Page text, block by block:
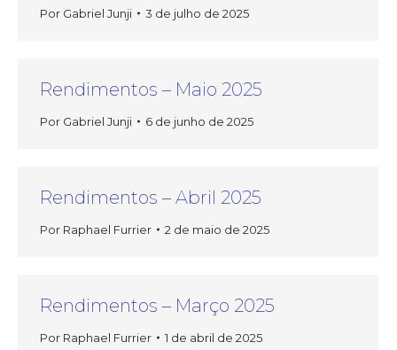
Por Gabriel Junji 3 de julho de 2025
Rendimentos – Maio 2025
Por Gabriel Junji 6 de junho de 2025
Rendimentos – Abril 2025
Por Raphael Furrier 2 de maio de 2025
Rendimentos – Março 2025
Por Raphael Furrier 1 de abril de 2025